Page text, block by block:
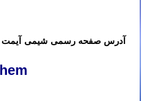
آدرس صفحه رسمی شیمی آیمت